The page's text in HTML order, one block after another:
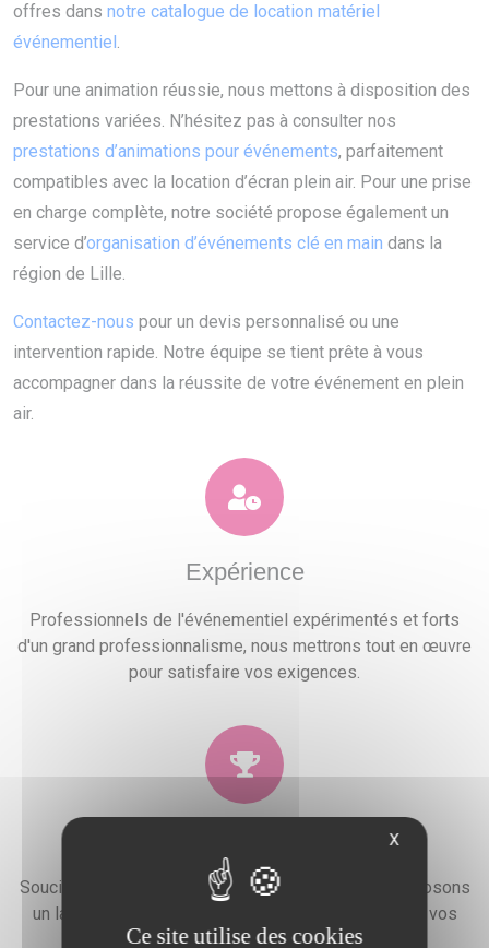
offres dans notre catalogue de location matériel
événementiel .
Pour une animation réussie, nous mettons à disposition des
prestations variées. N’hésitez pas à consulter nos
prestations d’animations pour événements, parfaitement
compatibles avec la location d’écran plein air. Pour une prise
en charge complète, notre société propose également un
service d’organisation d’événements clé en main dans la
région de Lille.
Contactez-nous pour un devis personnalisé ou une
intervention rapide. Notre équipe se tient prête à vous
accompagner dans la réussite de votre événement en plein
air.
Expérience
Professionnels de l'événementiel expérimentés et forts
d'un grand professionnalisme, nous mettrons tout en œuvre
pour satisfaire vos exigences.
Soucieux de la satisfaction de nos clients, nous proposons
un large choix de prestations qui combleront toutes vos
attentes, besoins et envies festives.
X
Ce site utilise des cookies